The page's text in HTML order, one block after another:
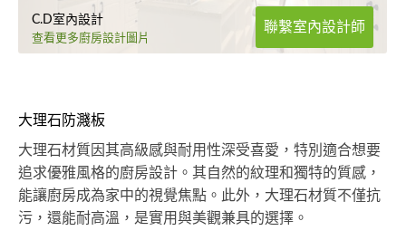
C.D室內設計
查看更多廚房設計圖片
聯繫室內設計師
大理石防濺板
大理石材質因其高級感與耐用性深受喜愛，特別適合想要
追求優雅風格的廚房設計。其自然的紋理和獨特的質感，
能讓廚房成為家中的視覺焦點。此外，大理石材質不僅抗
污，還能耐高溫，是實用與美觀兼具的選擇。